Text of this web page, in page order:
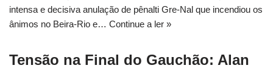
intensa e decisiva anulação de pênalti Gre-Nal que incendiou os
ânimos no Beira-Rio e… Continue a ler »
Tensão na Final do Gauchão: Alan